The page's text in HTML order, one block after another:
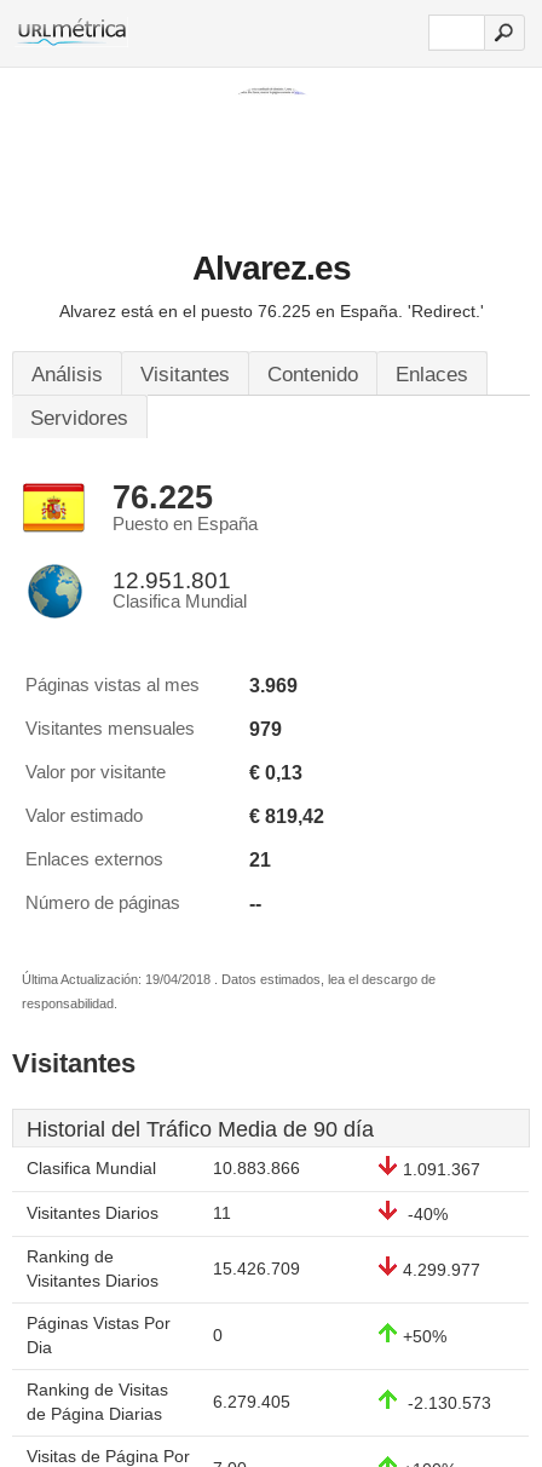
Alvarez.es
Alvarez está en el puesto 76.225 en España. 'Redirect.'
Análisis Visitantes Contenido
Enlaces
Servidores
76.225
Puesto en España
12.951.801
Clasifica Mundial
Páginas vistas al mes 3.969
Visitantes mensuales 979
Valor por visitante € 0,13
Valor estimado € 819,42
Enlaces externos 21
Número de páginas --
Última Actualización: 19/04/2018 . Datos estimados, lea el descargo de
responsabilidad.
Visitantes
Historial del Tráfico Media de 90 día
Clasifica Mundial 10.883.866 1.091.367
Visitantes Diarios 11 -40%
Ranking de
Visitantes Diarios
15.426.709 4.299.977
Páginas Vistas Por
Dia
0 +50%
Ranking de Visitas
de Página Diarias
6.279.405 -2.130.573
Visitas de Página Por